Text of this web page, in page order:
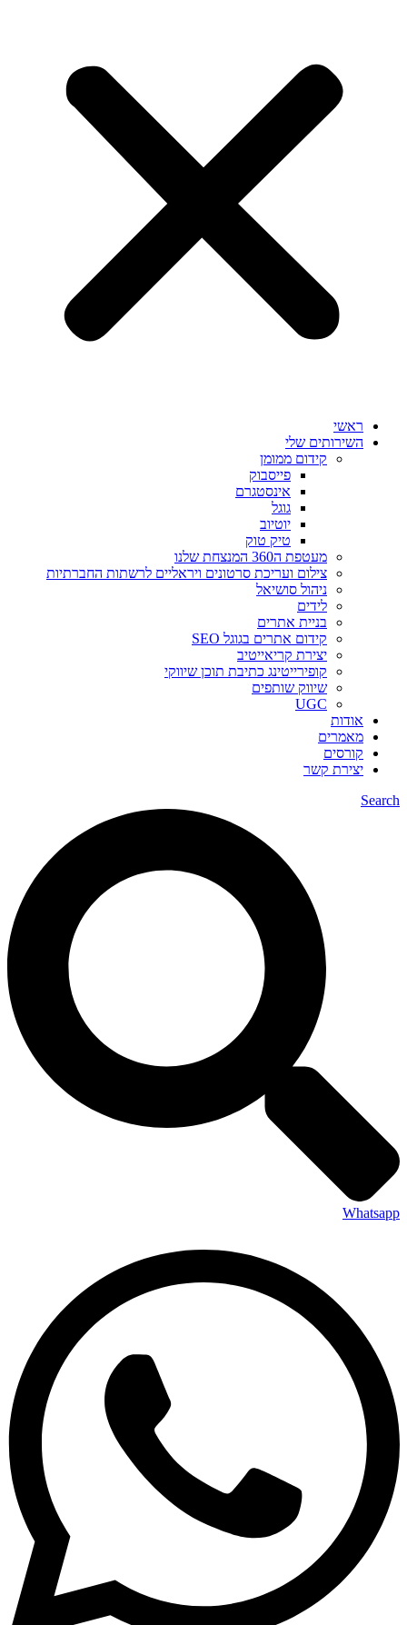
ראשי
השירותים שלי
קידום ממומן
פייסבוק
אינסטגרם
גוגל
יוטיוב
טיק טוק
מעטפת ה360 המנצחת שלנו
צילום ועריכת סרטונים ויראליים לרשתות החברתיות
ניהול סושיאל
לידים
בניית אתרים
קידום אתרים בגוגל SEO
יצירת קריאייטיב
קופירייטינג כתיבת תוכן שיווקי
שיווק שותפים
UGC
אודות
מאמרים
קורסים
יצירת קשר
Search
Whatsapp